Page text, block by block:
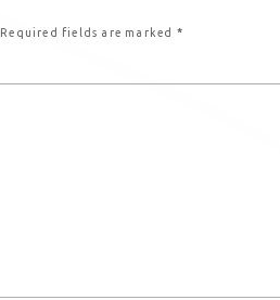
Required fields are marked *